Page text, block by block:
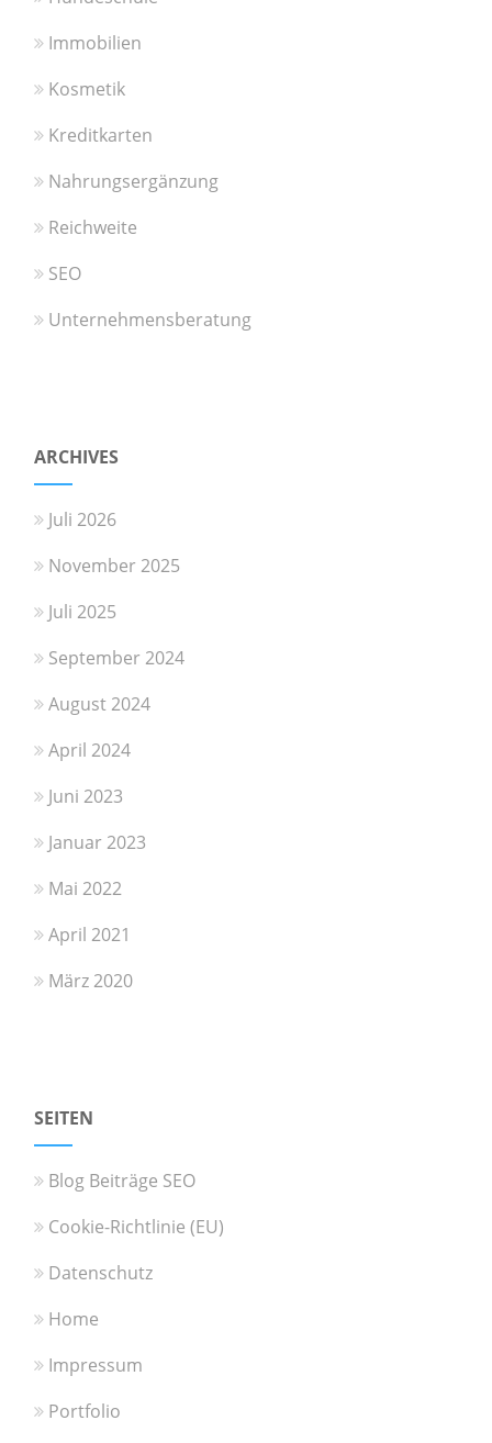
Immobilien
Kosmetik
Kreditkarten
Nahrungsergänzung
Reichweite
SEO
Unternehmensberatung
ARCHIVES
Juli 2026
November 2025
Juli 2025
September 2024
August 2024
April 2024
Juni 2023
Januar 2023
Mai 2022
April 2021
März 2020
SEITEN
Blog Beiträge SEO
Cookie-Richtlinie (EU)
Datenschutz
Home
Impressum
Portfolio